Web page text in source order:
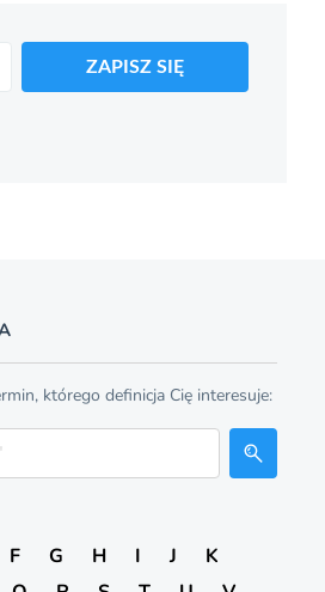
ZAPISZ SIĘ
którego definicja Cię interesuje:
F G H I J
K